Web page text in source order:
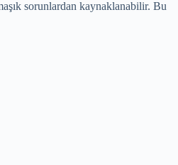
sorunlardan kaynaklanabilir. Bu